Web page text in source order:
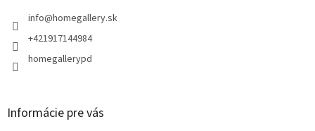
info@homegallery.sk
+421917144984
homegallerypd
Informácie pre vás